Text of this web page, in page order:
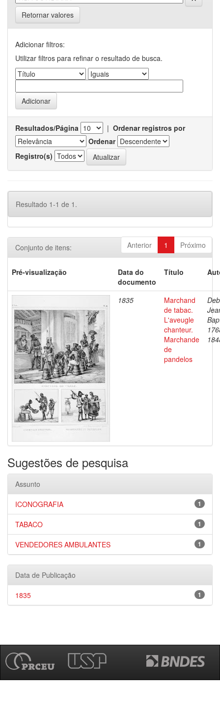
Retornar valores
Adicionar filtros:
Utilizar filtros para refinar o resultado de busca.
Resultados/Página | Ordenar registros por
Ordenar
Registro(s)
Resultado 1-1 de 1.
Anterior 1 Próximo
Conjunto de itens:
Pré-visualização
Data do
documento
Título
1835
Marchand
de tabac.
L'aveugle
chanteur.
Marchande
de
pandelos
Sugestões de pesquisa
Assunto
1
ICONOGRAFIA
1
TABACO
1
VENDEDORES AMBULANTES
Data de Publicação
1
1835